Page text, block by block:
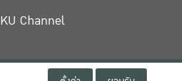
KU Channel